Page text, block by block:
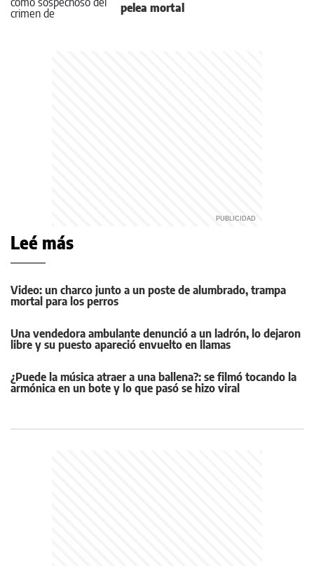
pelea mortal
Leé más
Video: un charco junto a un poste de alumbrado, trampa
mortal para los perros
Una vendedora ambulante denunció a un ladrón, lo dejaron
libre y su puesto apareció envuelto en llamas
¿Puede la música atraer a una ballena?: se filmó tocando la
armónica en un bote y lo que pasó se hizo viral